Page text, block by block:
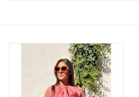
Merken